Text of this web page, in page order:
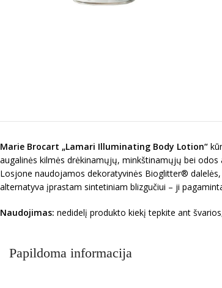
Marie Brocart „Lamari Illuminating Body Lotion“
augalinės kilmės drėkinamųjų, minkštinamųjų bei
Losjone naudojamos dekoratyvinės Bioglitter®
alternatyva įprastam sintetiniam blizgučiui – ji
Naudojimas: nedidelį produkto kiekį tepkite ant
Papildoma informacija